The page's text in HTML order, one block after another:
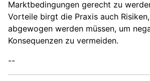
Marktbedingungen gerecht zu
Vorteile birgt die Praxis auch
abgewogen werden müssen, um
Konsequenzen zu vermeiden.
--